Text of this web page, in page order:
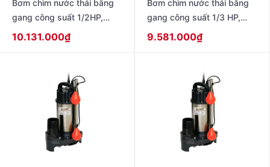
Bơm chìm nước thải bằng
gang công suất 1/2HP,
220V – 50Hz , không có
10.131.000₫
Bơm chìm nước thải bằng
gang công suất 1/3 HP,
220V – 50Hz , không có
9.581.000₫